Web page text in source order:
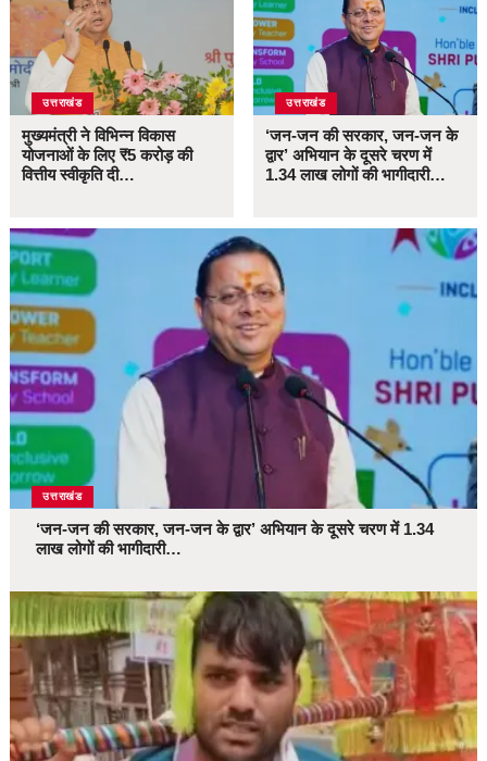
उत्तराखंड
मुख्यमंत्री ने विभिन्न विकास
योजनाओं के लिए ₹5 करोड़ की
वित्तीय स्वीकृति दी…
उत्तराखंड
‘जन-जन की सरकार, जन-जन के
द्वार’ अभियान के दूसरे चरण में
1.34 लाख लोगों की भागीदारी…
उत्तराखंड
‘जन-जन की सरकार, जन-जन के द्वार’ अभियान के दूसरे चरण में 1.34
लाख लोगों की भागीदारी…